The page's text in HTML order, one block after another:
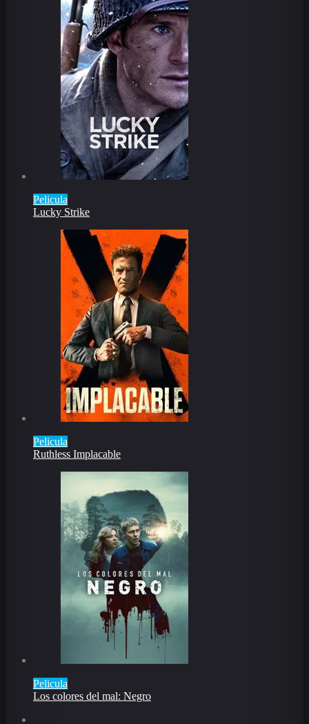
Pelicula
Lucky Strike
Pelicula
Ruthless Implacable
Pelicula
Los colores del mal: Negro